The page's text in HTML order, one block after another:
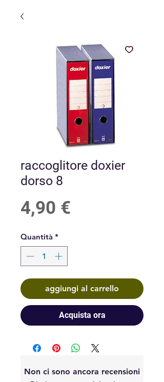
raccoglitore doxier
dorso 8
4,90 €
Quantità *
aggiungi al carrello
Acquista ora
Non ci sono ancora recensioni